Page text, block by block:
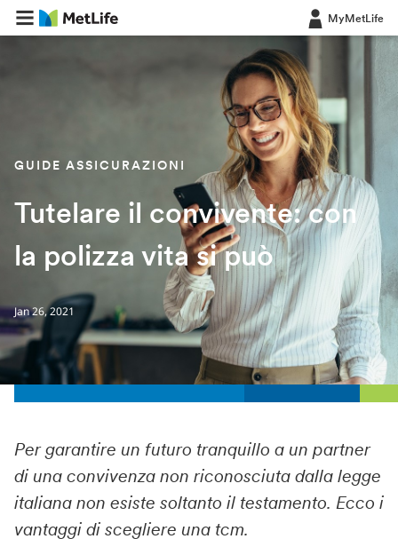
MyMetLife
GUIDE ASSICURAZIONI
Tutelare il convivente: con
la polizza vita si può
Jan 26, 2021
Per garantire un futuro tranquillo a un partner
di una convivenza non riconosciuta dalla legge
italiana non esiste soltanto il testamento. Ecco i
vantaggi di scegliere una tcm.